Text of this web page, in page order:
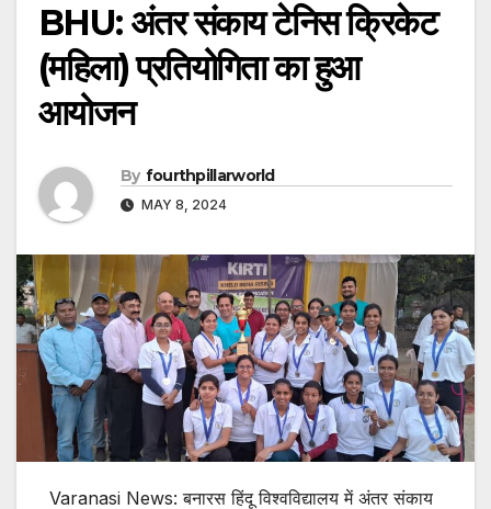
BHU: अंतर संकाय टेनिस क्रिकेट
(महिला) प्रतियोगिता का हुआ
आयोजन
By fourthpillarworld
MAY 8, 2024
Varanasi News: बनारस हिंदू विश्वविद्यालय में अंतर संकाय